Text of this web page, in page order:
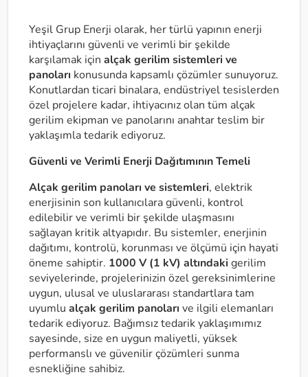
Yeşil Grup Enerji olarak, her türlü yapının enerji
ihtiyaçlarını güvenli ve verimli bir şekilde
karşılamak için alçak gerilim sistemleri ve
panoları konusunda kapsamlı çözümler sunuyoruz.
Konutlardan ticari binalara, endüstriyel tesislerden
özel projelere kadar, ihtiyacınız olan tüm alçak
gerilim ekipman ve panolarını anahtar teslim bir
yaklaşımla tedarik ediyoruz.
Güvenli ve Verimli Enerji Dağıtımının Temeli
Alçak gerilim panoları ve sistemleri, elektrik
enerjisinin son kullanıcılara güvenli, kontrol
edilebilir ve verimli bir şekilde ulaşmasını
sağlayan kritik altyapıdır. Bu sistemler, enerjinin
dağıtımı, kontrolü, korunması ve ölçümü için hayati
öneme sahiptir. 1000 V (1 kV) altındaki gerilim
seviyelerinde, projelerinizin özel gereksinimlerine
uygun, ulusal ve uluslararası standartlara tam
uyumlu alçak gerilim panoları ve ilgili elemanları
tedarik ediyoruz. Bağımsız tedarik yaklaşımımız
sayesinde, size en uygun maliyetli, yüksek
performanslı ve güvenilir çözümleri sunma
esnekliğine sahibiz.